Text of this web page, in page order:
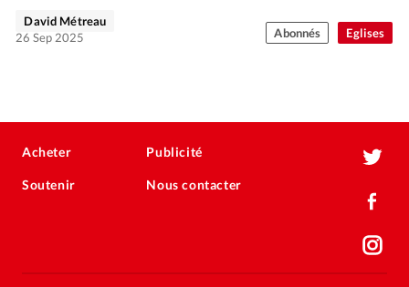
Eglises
David Métreau
26 Sep 2025
Abonnés
Acheter
Soutenir
Publicité
Nous contacter